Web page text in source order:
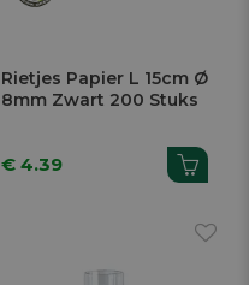
Rietjes Papier L 15cm Ø
8mm Zwart 200 Stuks
€ 4.39